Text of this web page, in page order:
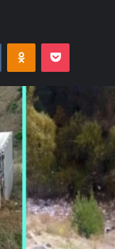
VKontakteOdnoklassniki
Pocket